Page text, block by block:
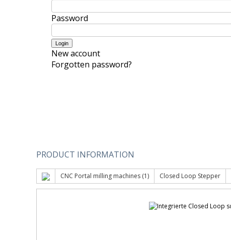
Password
New account
Forgotten password?
PRODUCT INFORMATION
CNC Portal milling machines (1) Closed Loop Stepper